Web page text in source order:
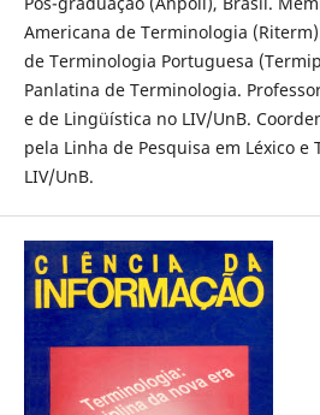
Americana de Terminologia
de Terminologia Portuguesa
Panlatina de Terminologia.
e de Lingüística no LIV/UnB.
pela Linha de Pesquisa em Léxico e
LIV/UnB.